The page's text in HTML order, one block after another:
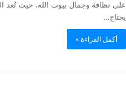
على نظافة وجمال بيوت الله، حيث تُعد
يحتاج…
أكمل القراءة »